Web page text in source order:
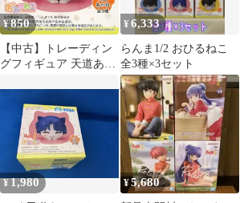
¥850
【中古】トレーディン
グフィギュア 天道あか
(EX)」
¥6,333
らんま1/2 おひるねこ
全3種×3セット
¥1,980 ¥5,680